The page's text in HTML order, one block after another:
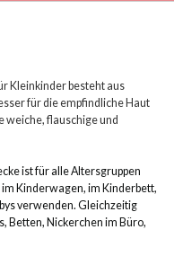
Kleinkinder besteht aus
für die empfindliche Haut
weiche, flauschige und
ist für alle Altersgruppen
im Kinderwagen, im Kinderbett,
verwenden. Gleichzeitig
Betten, Nickerchen im Büro,